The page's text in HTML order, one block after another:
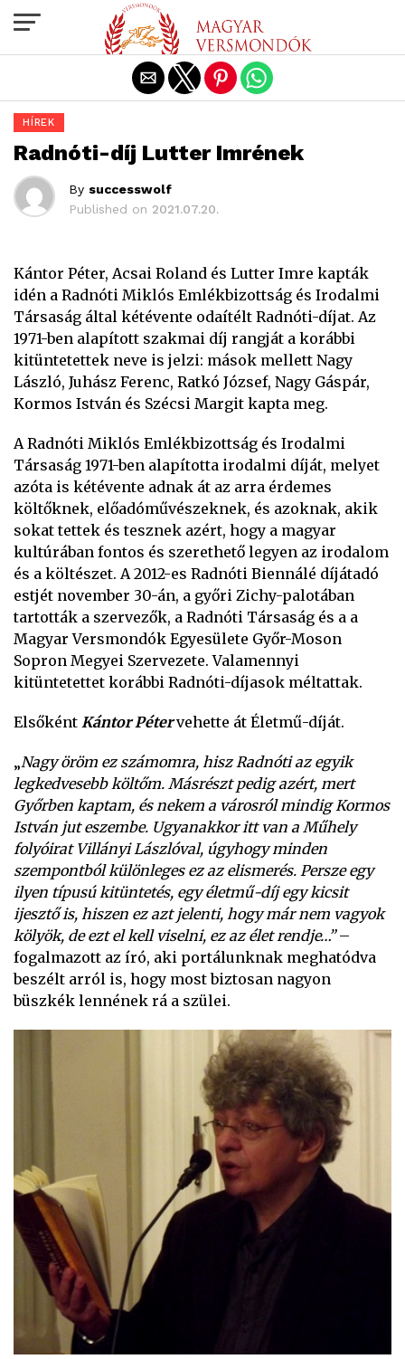
HÍREK
Radnóti-díj Lutter Imrének
By successwolf
Published on 2021.07.20.
Kántor Péter, Acsai Roland és Lutter Imre kapták
idén a Radnóti Miklós Emlékbizottság és Irodalmi
Társaság által kétévente odaítélt Radnóti-díjat. Az
1971-ben alapított szakmai díj rangját a korábbi
kitüntetettek neve is jelzi: mások mellett Nagy
László, Juhász Ferenc, Ratkó József, Nagy Gáspár,
Kormos István és Szécsi Margit kapta meg.
A Radnóti Miklós Emlékbizottság és Irodalmi
Társaság 1971-ben alapította irodalmi díját, melyet
azóta is kétévente adnak át az arra érdemes
költőknek, előadóművészeknek, és azoknak, akik
sokat tettek és tesznek azért, hogy a magyar
kultúrában fontos és szerethető legyen az irodalom
és a költészet. A 2012-es Radnóti Biennálé díjátadó
estjét november 30-án, a győri Zichy-palotában
tartották a szervezők, a Radnóti Társaság és a a
Magyar Versmondók Egyesülete Győr-Moson
Sopron Megyei Szervezete. Valamennyi
kitüntetettet korábbi Radnóti-díjasok méltattak.
Elsőként Kántor Pétervehette át Életmű-díját.
„Nagy öröm ez számomra, hisz Radnóti az egyik
legkedvesebb költőm. Másrészt pedig azért, mert
Győrben kaptam, és nekem a városról mindig Kormos
István jut eszembe. Ugyanakkor itt van a Műhely
folyóirat Villányi Lászlóval, úgyhogy minden
szempontból különleges ez az elismerés. Persze egy
ilyen típusú kitüntetés, egy életmű-díj egy kicsit
ijesztő is, hiszen ez azt jelenti, hogy már nem vagyok
kölyök, de ezt el kell viselni, ez az élet rendje…”–
fogalmazott az író, aki portálunknak meghatódva
beszélt arról is, hogy most biztosan nagyon
büszkék lennének rá a szülei.
Exit mobile version